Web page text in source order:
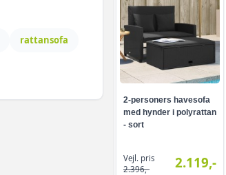
rattansofa
2-personers havesofa
med hynder i polyrattan
- sort
Vejl. pris
2.396,-
2.119,-